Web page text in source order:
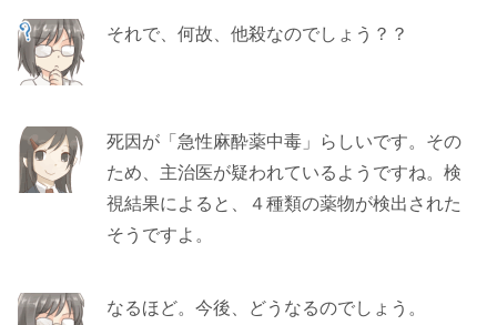
それで、何故、他殺なのでしょう？？
死因が「急性麻酔薬中毒」らしいです。その
ため、主治医が疑われているようですね。検
視結果によると、４種類の薬物が検出された
そうですよ。
なるほど。今後、どうなるのでしょう。